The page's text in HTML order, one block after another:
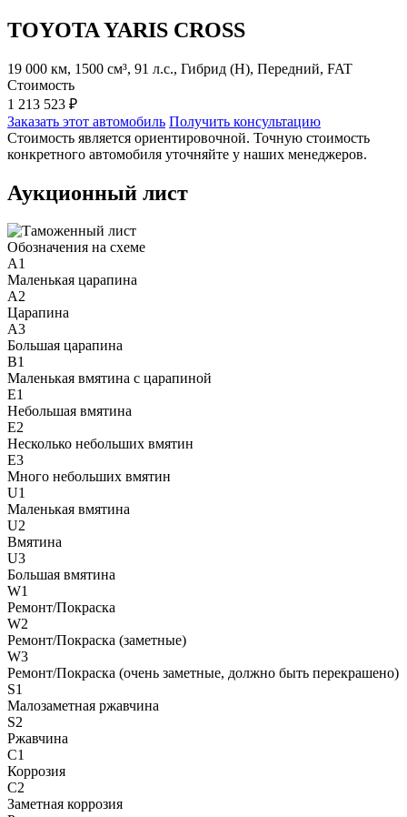
TOYOTA YARIS CROSS
19 000 км, 1500 см³, 91 л.с., Гибрид (H), Передний, FAT
Стоимость
1 213 523 ₽
Заказать этот автомобиль Получить консультацию
Стоимость является ориентировочной. Точную стоимость
конкретного автомобиля уточняйте у наших менеджеров.
Аукционный лист
Обозначения на схеме
A1
Маленькая царапина
A2
Царапина
A3
Большая царапина
B1
Маленькая вмятина с царапиной
E1
Небольшая вмятина
E2
Несколько небольших вмятин
E3
Много небольших вмятин
U1
Маленькая вмятина
U2
Вмятина
U3
Большая вмятина
W1
Ремонт/Покраска
W2
Ремонт/Покраска (заметные)
W3
Ремонт/Покраска (очень заметные, должно быть перекрашено)
S1
Малозаметная ржавчина
S2
Ржавчина
C1
Коррозия
C2
Заметная коррозия